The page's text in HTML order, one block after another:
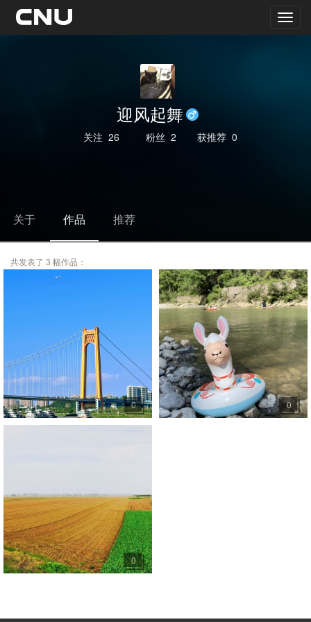
迎风起舞
关注 26 粉丝 2 获推荐 0
关于 作品 推荐
共发表了 3 幅作品：
0 0
0